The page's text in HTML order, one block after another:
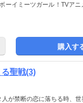
イミーツガール！TVアニ
購入す
聖戦(3)
が禁断の恋に落ちる時、